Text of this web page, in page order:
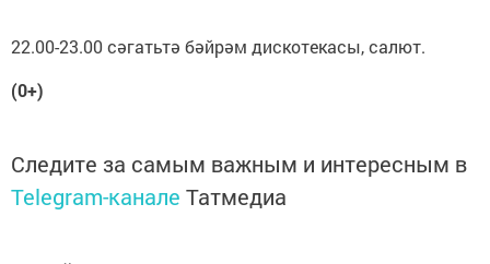
22.00-23.00 сәгатьтә бәйрәм дискотекасы, салют.
(0+)
Следите за самым важным и интересным в
Telegram-канале Татмедиа